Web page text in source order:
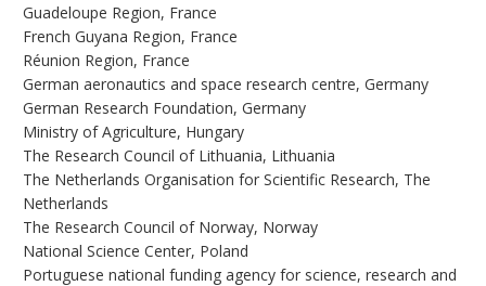
Guadeloupe Region, France
French Guyana Region, France
Réunion Region, France
German aeronautics and space research centre, Germany
German Research Foundation, Germany
Ministry of Agriculture, Hungary
The Research Council of Lithuania, Lithuania
The Netherlands Organisation for Scientific Research, The
Netherlands
The Research Council of Norway, Norway
National Science Center, Poland
Portuguese national funding agency for science, research and